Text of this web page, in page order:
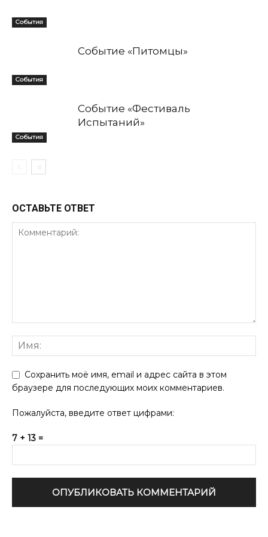
События
События
Событие «Питомцы»
События
Событие «Фестиваль
Испытаний»
ОСТАВЬТЕ ОТВЕТ
Сохранить моё имя, email и адрес сайта в этом
браузере для последующих моих комментариев.
Пожалуйста, введите ответ цифрами:
7 + 13 =